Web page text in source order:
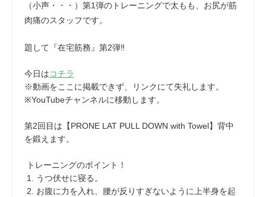
（小声・・・）第1弾のトレーニングで太もも、お尻が筋
肉痛のスタッフです。
題して『在宅筋務』第2弾‼
今日はコチラ
※動画をここに掲載できず、リンクにて失礼します。
※YouTubeチャンネルに移動します。
第2回目は【PRONE LAT PULL DOWN with Towel】背中
を鍛えます。
トレーニングのポイント！
1. うつ伏せに寝る。
2. お腹に力を入れ、腰が反りすぎないように上半身を起